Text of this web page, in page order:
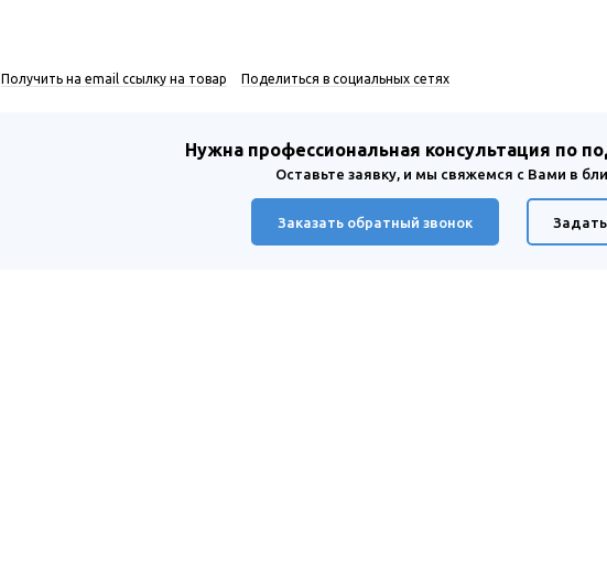
Получить на email ссылку на товар Поделиться в социальных сетях
Нужна профессиональная консультация по
Оставьте заявку, и мы свяжемся с Вами в
Заказать обратный звонок